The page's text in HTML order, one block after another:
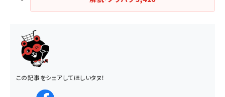
この記事をシェアしてほしいタヌ！